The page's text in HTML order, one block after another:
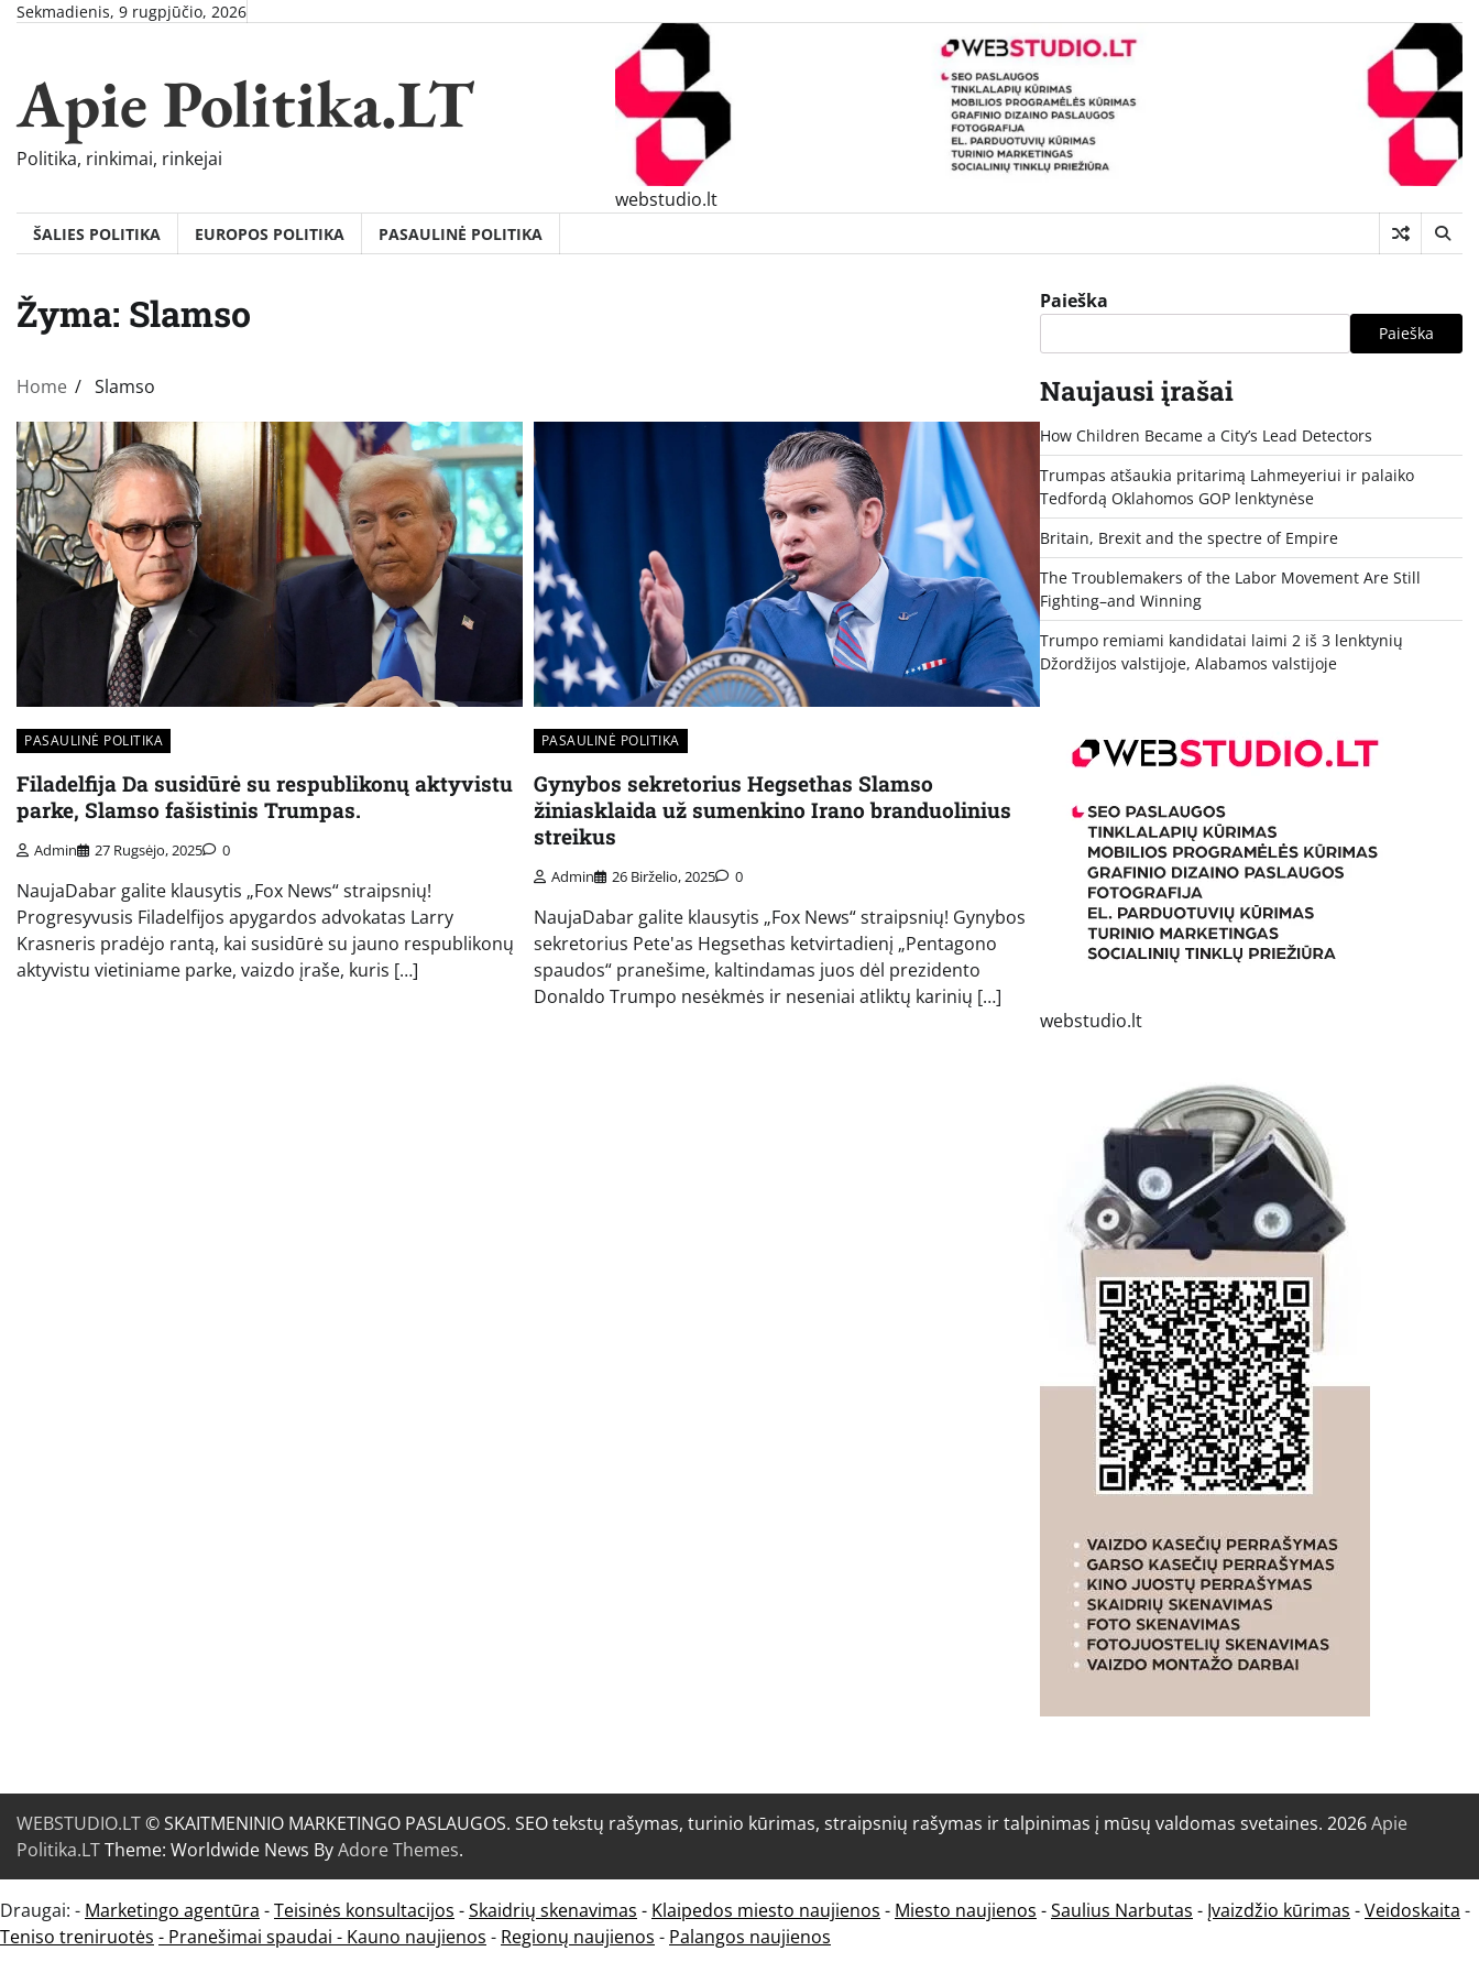
SkipSekmadienis, 9 rugpjūčio, 2026
Apie Politika.LT
Politika, rinkimai, rinkejai
webstudio.lt
ŠALIES POLITIKA EUROPOS POLITIKA PASAULINĖ POLITIKA
Žyma: Slamso
Home Slamso
PASAULINĖ POLITIKA
Filadelfija Da susidūrė su respublikonų aktyvistu
parke, Slamso fašistinis Trumpas.
Admin 27 Rugsėjo, 2025 0
NaujaDabar galite klausytis „Fox News“ straipsnių!
Progresyvusis Filadelfijos apygardos advokatas Larry
Krasneris pradėjo rantą, kai susidūrė su jauno respublikonų
aktyvistu vietiniame parke, vaizdo įraše, kuris […]
PASAULINĖ POLITIKA
Gynybos sekretorius Hegsethas Slamso
žiniasklaida už sumenkino Irano branduolinius
streikus
Admin 26 Birželio, 2025 0
NaujaDabar galite klausytis „Fox News“ straipsnių! Gynybos
sekretorius Pete'as Hegsethas ketvirtadienį „Pentagono
spaudos“ pranešime, kaltindamas juos dėl prezidento
Donaldo Trumpo nesėkmės ir neseniai atliktų karinių […]
Paieška
Paieška
Naujausi įrašai
How Children Became a City’s Lead Detectors
Trumpas atšaukia pritarimą Lahmeyeriui ir palaiko
Tedfordą Oklahomos GOP lenktynėse
Britain, Brexit and the spectre of Empire
The Troublemakers of the Labor Movement Are Still
Fighting–and Winning
Trumpo remiami kandidatai laimi 2 iš 3 lenktynių
Džordžijos valstijoje, Alabamos valstijoje
webstudio.lt
WEBSTUDIO.LT© SKAITMENINIO MARKETINGO PASLAUGOS. SEO tekstų rašymas, turinio kūrimas, straipsnių rašymas ir talpinimas į mūsų valdomas svetaines. 2026Apie
Politika.LTTheme: Worldwide News ByAdore Themes.
Draugai: - Marketingo agentūra -Teisinės konsultacijos -Skaidrių skenavimas - Klaipedos miesto naujienos - Miesto naujienos -Saulius Narbutas - Įvaizdžio kūrimas -Veidoskaita -
Teniso treniruotės - Pranešimai spaudai - Kauno naujienos - Regionų naujienos - Palangos naujienos